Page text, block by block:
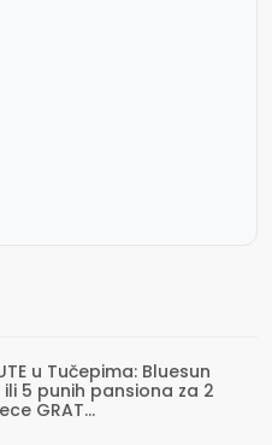
u Tučepima: Bluesun
5 punih pansiona za 2
GRAT...